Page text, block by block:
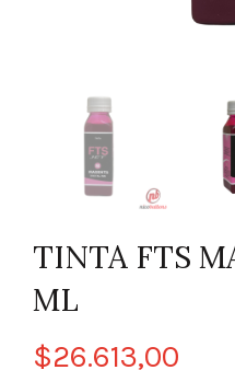
TINTA FTS
ML
$26.613,00